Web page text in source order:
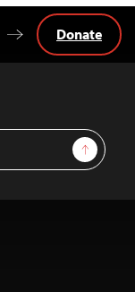
Sign Up
Donate